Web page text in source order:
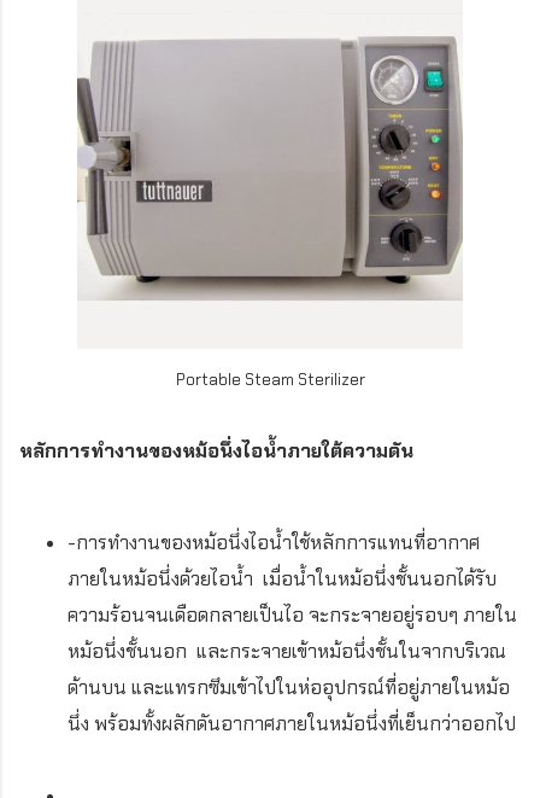
Portable Steam Sterilizer
หลักการทำงานของหม้อนึ่งไอน้ำภายใต้ความดัน
-การทำงานของหม้อนึ่งไอน้ำใช้หลักการแทนที่อากาศ
ภายในหม้อนึ่งด้วยไอน้ำ เมื่อน้ำในหม้อนึ่งชั้นนอกได้รับ
ความร้อนจนเดือดกลายเป็นไอ จะกระจายอยู่รอบๆ ภายใน
หม้อนึ่งชั้นนอก และกระจายเข้าหม้อนึ่งชั้นในจากบริเวณ
ด้านบน และแทรกซึมเข้าไปในห่ออุปกรณ์ที่อยู่ภายในหม้อ
นึ่ง พร้อมทั้งผลักดันอากาศภายในหม้อนึ่งที่เย็นกว่าออกไป